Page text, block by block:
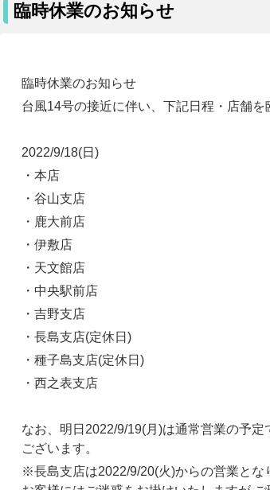
臨時休業のお知らせ
臨時休業のお知らせ
台風14号の接近に伴い、下記日程・店舗を
2022/9/18(日)
・本店
・谷山支店
・鹿大前店
・伊敷店
・天文館店
・中央駅前店
・吉野支店
・長島支店(定休日)
・種子島支店(定休日)
・西之表支店
なお、明日2022/9/19(月)は通常営業の予
ございます。
※長島支店は2022/9/20(火)からの営業とな